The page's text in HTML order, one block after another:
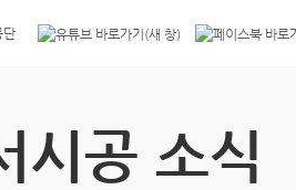
단
시공 소식